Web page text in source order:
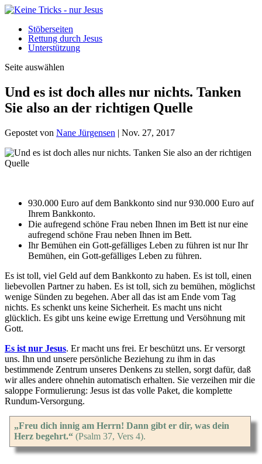
Stöberseiten
Rettung durch Jesus
Unterstützung
Seite auswählen
Und es ist doch alles nur nichts. Tanken
Sie also an der richtigen Quelle
Gepostet von Nane Jürgensen | Nov. 27, 2017
930.000 Euro auf dem Bankkonto sind nur 930.000 Euro auf
Ihrem Bankkonto.
Die aufregend schöne Frau neben Ihnen im Bett ist nur eine
aufregend schöne Frau neben Ihnen im Bett.
Ihr Bemühen ein Gott-gefälliges Leben zu führen ist nur Ihr
Bemühen, ein Gott-gefälliges Leben zu führen.
Es ist toll, viel Geld auf dem Bankkonto zu haben. Es ist toll, einen
liebevollen Partner zu haben. Es ist toll, sich zu bemühen, möglichst
wenige Sünden zu begehen. Aber all das ist am Ende vom Tag
nichts. Es schenkt uns keine Sicherheit. Es macht uns nicht
glücklich. Es gibt uns keine ewige Errettung und Versöhnung mit
Gott.
Es ist nur Jesus. Er macht uns frei. Er beschützt uns. Er versorgt
uns. Ihn und unsere persönliche Beziehung zu ihm in das
bestimmende Zentrum unseres Denkens zu stellen, sorgt dafür, daß
wir alles andere ohnehin automatisch erhalten. Sie verzeihen mir die
saloppe Formulierung: Jesus ist das volle Paket, die komplette
Rundum-Versorgung.
„Freu dich innig am Herrn! Dann gibt er dir, was dein
Herz begehrt.“ (Psalm 37, Vers 4).